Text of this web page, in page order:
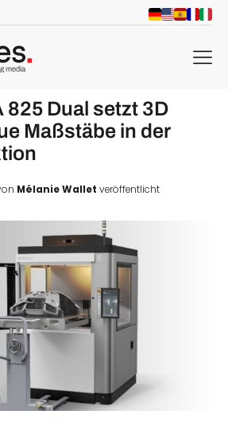
menu
825 Dual setzt 3D
Maßstäbe in der
Mélanie Wallet veröffentlicht